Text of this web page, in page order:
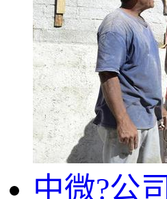
中微?公